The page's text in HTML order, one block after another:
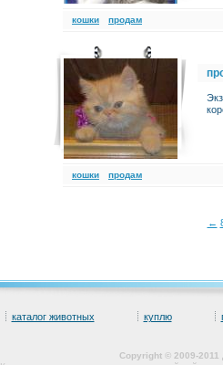
кошки продам
кошки продам
←
каталог животных куплю
Copyright © 2009-